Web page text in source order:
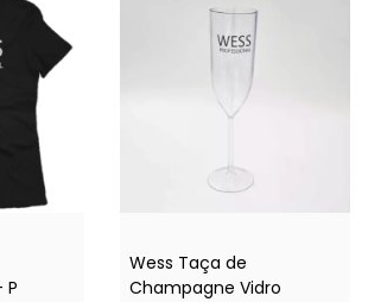
P
Wess Taça de
Champagne Vidro